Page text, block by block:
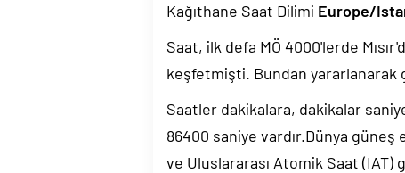
Kağıthane Saat Dilimi Europe/
Saat, ilk defa MÖ 4000'lerde
keşfetmişti. Bundan yararlanarak
Saatler dakikalara, dakikalar
86400 saniye vardır.Dünya
ve Uluslararası Atomik Saat